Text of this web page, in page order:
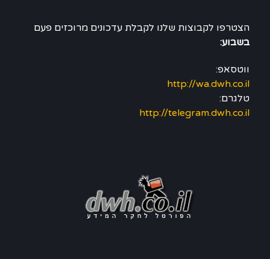
הצטרפו לקבוצות שלנו לקבלת עדכונים מרוכזים פעם
בשבוע:
ווטסאפ:
http://wa.dwh.co.il
טלגרם:
http://telegram.dwh.co.il